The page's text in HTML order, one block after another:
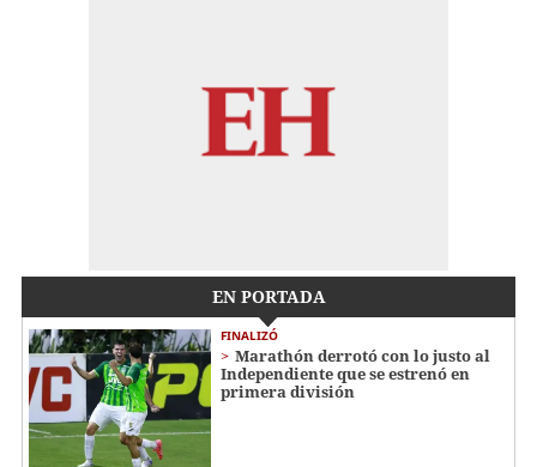
EN PORTADA
FINALIZÓ
Marathón derrotó con lo justo al
Independiente que se estrenó en
primera división